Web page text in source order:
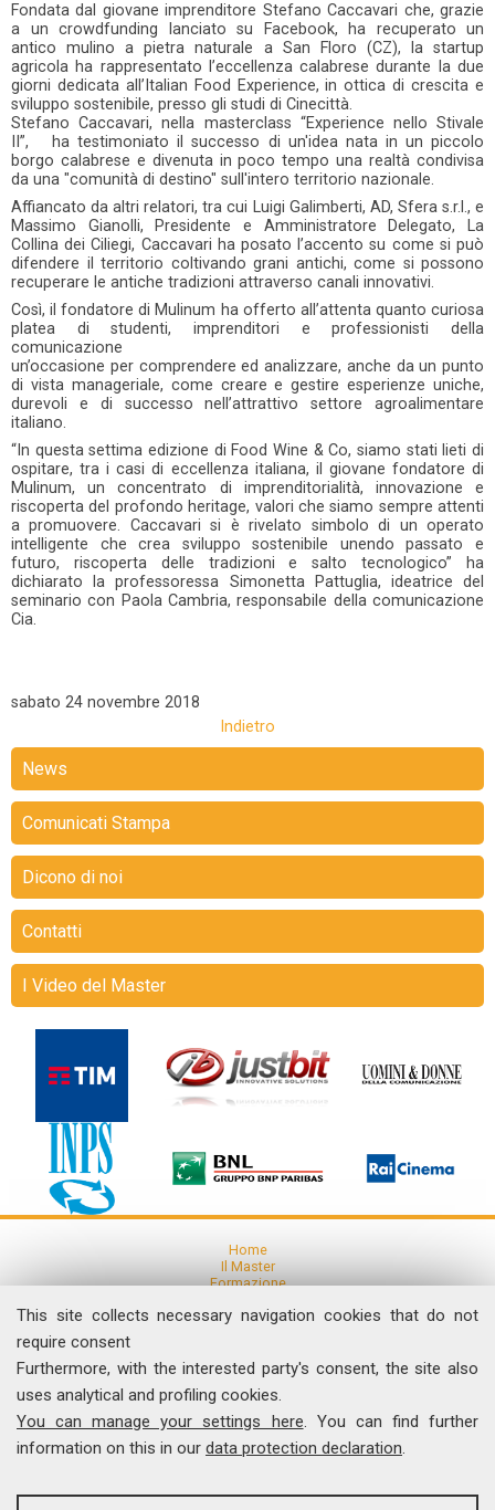
This site collects necessary navigation cookies that do not
require consent
Furthermore, with the interested party's consent, the site also
uses analytical and profiling cookies.
You can manage your settings here. You can find further
information on this in our data protection declaration.
ANALYSES
Fondata dal giovane imprenditore Stefano Caccavari che, grazie
a un crowdfunding lanciato su Facebook, ha recuperato un
antico mulino a pietra naturale a San Floro (CZ), la startup
agricola ha rappresentato l’eccellenza calabrese durante la due
giorni dedicata all’Italian Food Experience, in ottica di crescita e
sviluppo sostenibile, presso gli studi di Cinecittà.
Stefano Caccavari, nella masterclass “Experience nello Stivale
II”, ha testimoniato il successo di un'idea nata in un piccolo
borgo calabrese e divenuta in poco tempo una realtà condivisa
da una "comunità di destino" sull'intero territorio nazionale.
Affiancato da altri relatori, tra cui Luigi Galimberti, AD, Sfera s.r.l., e
Massimo Gianolli, Presidente e Amministratore Delegato, La
Collina dei Ciliegi, Caccavari ha posato l’accento su come si può
difendere il territorio coltivando grani antichi, come si possono
recuperare le antiche tradizioni attraverso canali innovativi.
Così, il fondatore di Mulinum ha offerto all’attenta quanto curiosa
platea di studenti, imprenditori e professionisti della
comunicazione
un’occasione per comprendere ed analizzare, anche da un punto
di vista manageriale, come creare e gestire esperienze uniche,
durevoli e di successo nell’attrattivo settore agroalimentare
italiano.
“In questa settima edizione di Food Wine & Co, siamo stati lieti di
ospitare, tra i casi di eccellenza italiana, il giovane fondatore di
Mulinum, un concentrato di imprenditorialità, innovazione e
riscoperta del profondo heritage, valori che siamo sempre attenti
a promuovere. Caccavari si è rivelato simbolo di un operato
intelligente che crea sviluppo sostenibile unendo passato e
futuro, riscoperta delle tradizioni e salto tecnologico” ha
dichiarato la professoressa Simonetta Pattuglia, ideatrice del
seminario con Paola Cambria, responsabile della comunicazione
Cia.
sabato 24 novembre 2018
Indietro
News
Comunicati Stampa
Dicono di noi
Contatti
I Video del Master
Home
Il Master
Formazione
Articoli e Pubblicazioni
News
Dicono di noi
Contatti
I Video del Master